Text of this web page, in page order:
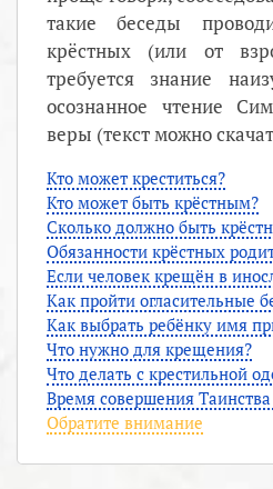
такие беседы
крёстных (или от
требуется знание
осознанное чтение
веры (текст можно
Кто может креститься?
Кто может быть крёстным?
Сколько должно быть
Обязанности крёстных
Если человек крещён в
Как пройти огласительные
Как выбрать ребёнку имя
Что нужно для крещения?
Что делать с крестильной
Время совершения
Обратите внимание